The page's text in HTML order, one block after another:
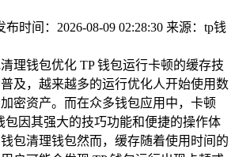
布时间：2026-08-09 02:28:30 来源：tp钱
理钱包优化 TP 钱包运行卡顿的缓存技
及，越来越多的运行优化人开始使用数
密资产。而在众多钱包应用中，卡顿
包因其强大的技巧功能和便捷的操作体
包清理钱包然而，缓存随着使用时间的